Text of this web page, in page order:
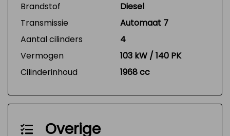
Brandstof
Diesel
Transmissie
Automaat 7
Aantal cilinders
4
Vermogen
103 kW / 140 PK
Cilinderinhoud
1968 cc
Overige